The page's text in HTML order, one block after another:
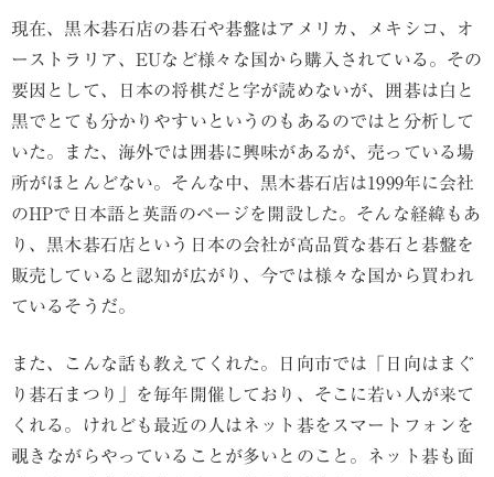
現在、黒木碁石店の碁石や碁盤はアメリカ、メキシコ、オ
ーストラリア、EUなど様々な国から購入されている。その
要因として、日本の将棋だと字が読めないが、囲碁は白と
黒でとても分かりやすいというのもあるのではと分析して
いた。また、海外では囲碁に興味があるが、売っている場
所がほとんどない。そんな中、黒木碁石店は1999年に会社
のHPで日本語と英語のページを開設した。そんな経緯もあ
り、黒木碁石店という日本の会社が高品質な碁石と碁盤を
販売していると認知が広がり、今では様々な国から買われ
ているそうだ。
また、こんな話も教えてくれた。日向市では「日向はまぐ
り碁石まつり」を毎年開催しており、そこに若い人が来て
くれる。けれども最近の人はネット碁をスマートフォンを
覗きながらやっていることが多いとのこと。ネット碁も面